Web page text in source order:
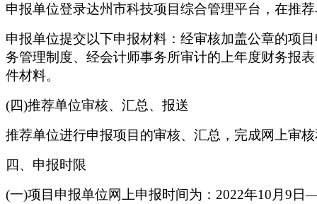
申报单位登录达州市科技项目综合管理平台，在推
申报单位提交以下申报材料：经审核加盖公章的项
务管理制度、经会计师事务所审计的上年度财务报
件材料。
(四)推荐单位审核、汇总、报送
推荐单位进行申报项目的审核、汇总，完成网上审
四、申报时限
(一)项目申报单位网上申报时间为：2022年10月9日